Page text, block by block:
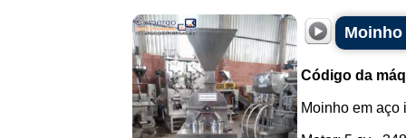
Código da
Moinho em aço